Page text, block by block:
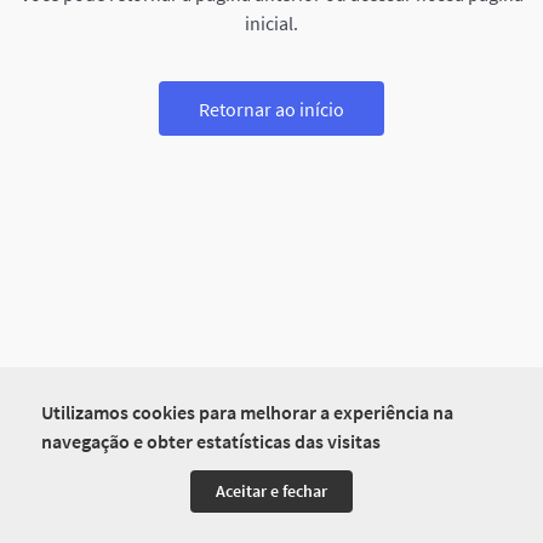
Utilizamos cookies para melhorar a experiência na
navegação e obter estatísticas das visitas
Aceitar e fechar
inicial.
Retornar ao início